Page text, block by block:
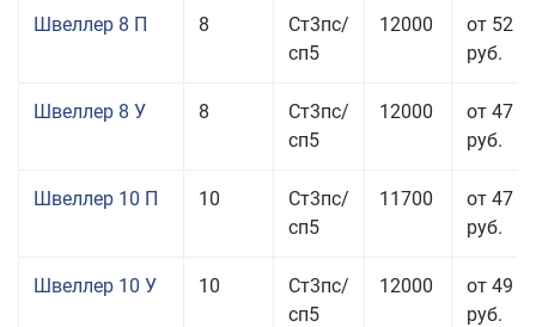
Швеллер 8 П 8
Ст3пс/
сп5
12000
от 52
руб.
Швеллер 8 У 8
Ст3пс/
сп5
12000
от 47
руб.
Швеллер 10 П 10
Ст3пс/
сп5
11700
от 47
руб.
Швеллер 10 У 10
Ст3пс/
сп5
12000
от 49
руб.